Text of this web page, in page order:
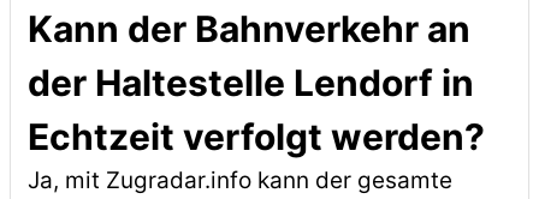
Kann der Bahnverkehr an
der Haltestelle Lendorf in
Echtzeit verfolgt werden?
Ja, mit Zugradar.info kann der gesamte